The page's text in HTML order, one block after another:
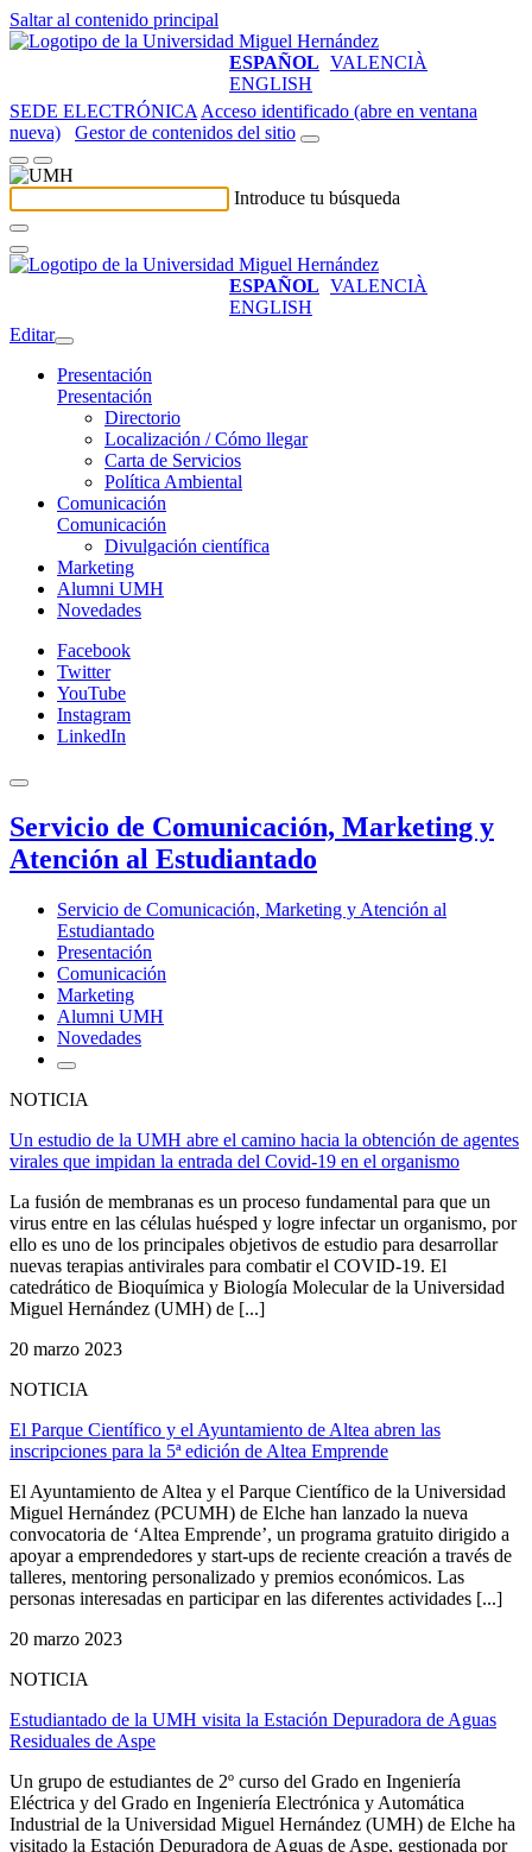
Saltar al contenido principal
ESPAÑOL VALENCIÀ
ENGLISH
SEDE ELECTRÓNICA Acceso identificado (abre en ventana
nueva)
Gestor de contenidos del sitio
Introduce tu búsqueda
ESPAÑOL VALENCIÀ
ENGLISH
Editar
Presentación
Presentación
Directorio
Localización / Cómo llegar
Carta de Servicios
Política Ambiental
Comunicación
Comunicación
Divulgación científica
Marketing
Alumni UMH
Novedades
Facebook
Twitter
YouTube
Instagram
LinkedIn
Servicio de Comunicación, Marketing y
Atención al Estudiantado
Servicio de Comunicación, Marketing y Atención al
Estudiantado
Presentación
Comunicación
Marketing
Alumni UMH
Novedades
NOTICIA
Un estudio de la UMH abre el camino hacia la obtención de agentes
virales que impidan la entrada del Covid-19 en el organismo
La fusión de membranas es un proceso fundamental para que un
virus entre en las células huésped y logre infectar un organismo, por
ello es uno de los principales objetivos de estudio para desarrollar
nuevas terapias antivirales para combatir el COVID-19. El
catedrático de Bioquímica y Biología Molecular de la Universidad
Miguel Hernández (UMH) de [...]
20 marzo 2023
NOTICIA
El Parque Científico y el Ayuntamiento de Altea abren las
inscripciones para la 5ª edición de Altea Emprende
El Ayuntamiento de Altea y el Parque Científico de la Universidad
Miguel Hernández (PCUMH) de Elche han lanzado la nueva
convocatoria de ‘Altea Emprende’, un programa gratuito dirigido a
apoyar a emprendedores y start-ups de reciente creación a través de
talleres, mentoring personalizado y premios económicos. Las
personas interesadas en participar en las diferentes actividades [...]
20 marzo 2023
NOTICIA
Estudiantado de la UMH visita la Estación Depuradora de Aguas
Residuales de Aspe
Un grupo de estudiantes de 2º curso del Grado en Ingeniería
Eléctrica y del Grado en Ingeniería Electrónica y Automática
Industrial de la Universidad Miguel Hernández (UMH) de Elche ha
visitado la Estación Depuradora de Aguas de Aspe, gestionada por